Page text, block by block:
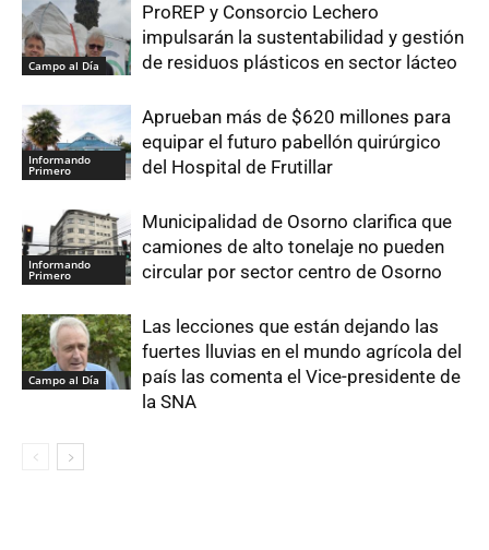
Campo al Día
ProREP y Consorcio Lechero
impulsarán la sustentabilidad y gestión
de residuos plásticos en sector lácteo
Informando
Primero
Aprueban más de $620 millones para
equipar el futuro pabellón quirúrgico
del Hospital de Frutillar
Informando
Primero
Municipalidad de Osorno clarifica que
camiones de alto tonelaje no pueden
circular por sector centro de Osorno
Campo al Día
Las lecciones que están dejando las
fuertes lluvias en el mundo agrícola del
país las comenta el Vice-presidente de
la SNA